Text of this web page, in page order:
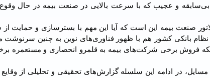
و عجیب که با سرعت بالایی در صنعت بیمه در حال
بانکی کشور هم با ظهور فناوری‌های نوین به چنین سرنوشت
فروش برخی شرکت‌های بیمه به قلمرو انحصاری و مستعمره
در ادامه این سلسله گزارش‌های تحقیقی و تحلیلی از